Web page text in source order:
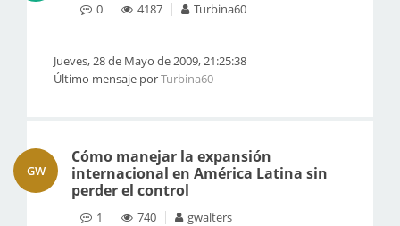
0 4187 Turbina60
Jueves, 28 de Mayo de 2009, 21:25:38
Último mensaje porTurbina60
GW
Cómo manejar la expansión
internacional en América Latina sin
perder el control
1 740 gwalters